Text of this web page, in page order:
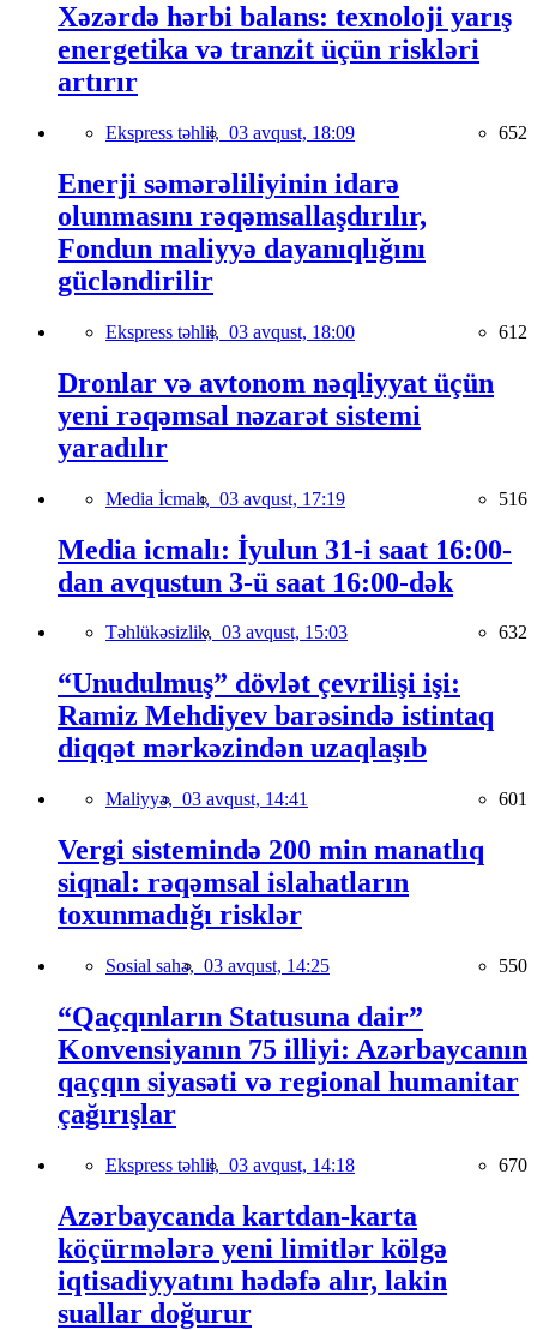
Xəzərdə hərbi balans: texnoloji yarış
energetika və tranzit üçün riskləri
artırır
Ekspress təhlil, 03 avqust, 18:09 652
Enerji səmərəliliyinin idarə
olunmasını rəqəmsallaşdırılır,
Fondun maliyyə dayanıqlığını
gücləndirilir
Ekspress təhlil, 03 avqust, 18:00 612
Dronlar və avtonom nəqliyyat üçün
yeni rəqəmsal nəzarət sistemi
yaradılır
Media İcmalı, 03 avqust, 17:19 516
Media icmalı: İyulun 31-i saat 16:00-
dan avqustun 3-ü saat 16:00-dək
Təhlükəsizlik, 03 avqust, 15:03 632
“Unudulmuş” dövlət çevrilişi işi:
Ramiz Mehdiyev barəsində istintaq
diqqət mərkəzindən uzaqlaşıb
Maliyyə, 03 avqust, 14:41 601
Vergi sistemində 200 min manatlıq
siqnal: rəqəmsal islahatların
toxunmadığı risklər
Sosial sahə, 03 avqust, 14:25 550
“Qaçqınların Statusuna dair”
Konvensiyanın 75 illiyi: Azərbaycanın
qaçqın siyasəti və regional humanitar
çağırışlar
Ekspress təhlil, 03 avqust, 14:18 670
Azərbaycanda kartdan-karta
köçürmələrə yeni limitlər kölgə
iqtisadiyyatını hədəfə alır, lakin
suallar doğurur